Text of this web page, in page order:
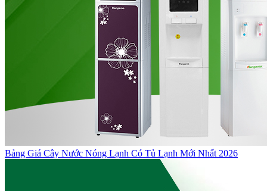
Bảng Giá Cây Nước Nóng Lạnh Có Tủ Lạnh Mới Nhất 2026